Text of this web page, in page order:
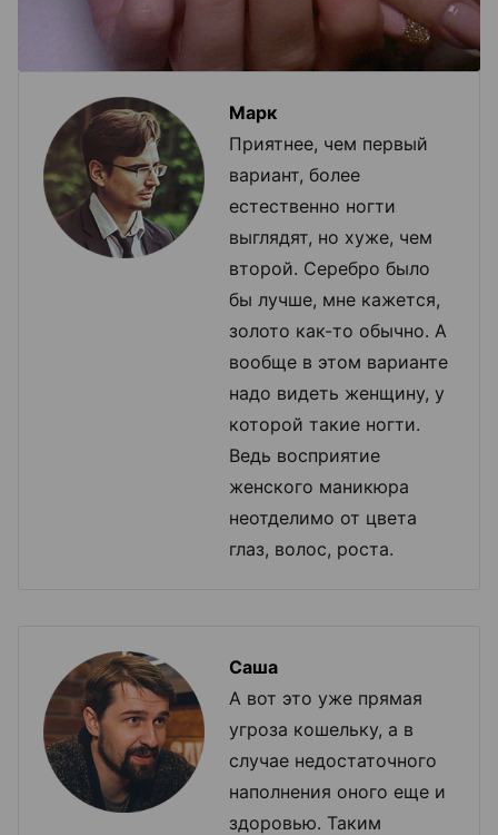
Марк
Приятнее, чем первый
вариант, более
естественно ногти
выглядят, но хуже, чем
второй. Серебро было
бы лучше, мне кажется,
золото как-то обычно. А
вообще в этом варианте
надо видеть женщину, у
которой такие ногти.
Ведь восприятие
женского маникюра
неотделимо от цвета
глаз, волос, роста.
Саша
А вот это уже прямая
угроза кошельку, а в
случае недостаточного
наполнения оного еще и
здоровью. Таким